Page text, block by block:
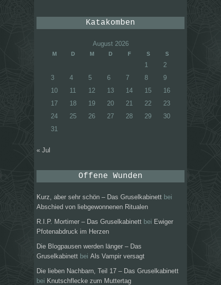
Katakomben
August 2026
M D M D F S S
1
2
3
4 5 6 7 8
9
10
11 12 13 14 15
16
17
18 19 20 21 22
23
24
25 26 27 28 29
30
31
« Jul
Offene Wunden
Kurz, aber sehr schön – Das Gruselkabinett bei
Abschied von liebgewonnenen Ritualen
R.I.P. Mortimer – Das Gruselkabinett bei Ewiger
Pfotenabdruck im Herzen
Die Blogpausen werden länger – Das
Gruselkabinett bei Als Vampir versagt
Die lieben Nachbarn, Teil 17 – Das Gruselkabinett
bei Knutschflecke zum Muttertag